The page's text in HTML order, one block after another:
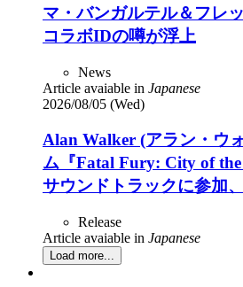
マ・バンガルテル＆フレ
コラボIDの噂が浮上
News
Article avaiable in Japanese
2026/08/05 (Wed)
Alan Walker (アラン・ウ
ム『Fatal Fury: City of
サウンドトラックに参加
Release
Article avaiable in Japanese
Load more...